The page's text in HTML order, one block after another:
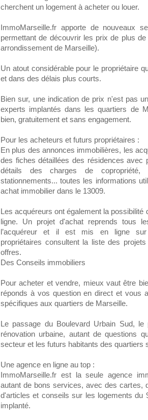
cherchent un logement à acheter ou louer.
ImmoMarseille.fr apporte de nouveaux
permettant de découvrir les prix de plus
arrondissement de Marseille).
Un atout considérable pour le propriétaire
et dans des délais plus courts.
Bien sur, une indication de prix n'est pas
experts implantés dans les quartiers de
bien, gratuitement et sans engagement.
Pour les acheteurs et futurs propriétaires :
En plus des annonces immobilières, les
des fiches détaillées des résidences avec
détails des charges de copropriété,
stationnements... toutes les informations
achat immobilier dans le 13009.
Les acquéreurs ont également la
ligne. Un projet d'achat reprends tous
l’acquéreur et il est mis en ligne sur
propriétaires consultent la liste des
offres.
Des Conseils immobiliers
Pour acheter et vendre, mieux vaut être
réponds à vos question en direct et vous
spécifiques aux quartiers de Marseille.
Le passage du Boulevard Urbain Sud,
rénovation urbaine, autant de questions
secteur et les futurs habitants des quartiers
Une agence en ligne au top :
ImmoMarseille.fr est la seule agence
autant de bons services, avec des cartes,
d'articles et conseils sur les logements du
implanté.